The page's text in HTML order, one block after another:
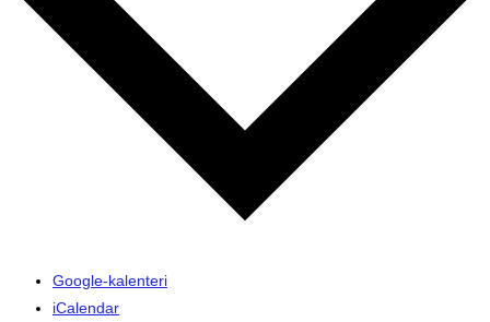
Google-kalenteri
iCalendar